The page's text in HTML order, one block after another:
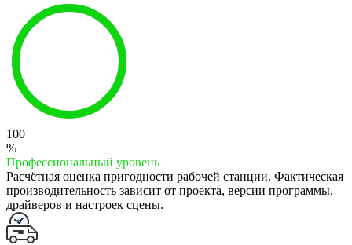
100
%
Профессиональный уровень
Расчётная оценка пригодности рабочей станции. Фактическая
производительность зависит от проекта, версии программы,
драйверов и настроек сцены.